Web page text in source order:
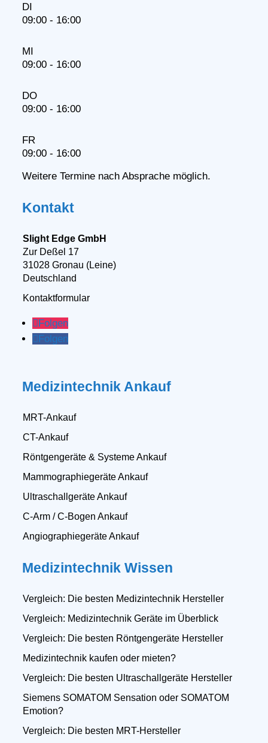
DI
09:00 - 16:00
MI
09:00 - 16:00
DO
09:00 - 16:00
FR
09:00 - 16:00
Weitere Termine nach Absprache möglich.
Kontakt
Slight Edge GmbH
Zur Deßel 17
31028 Gronau (Leine)
Deutschland
Kontaktformular
Folgen
Folgen
Medizintechnik Ankauf
MRT-Ankauf
CT-Ankauf
Röntgengeräte & Systeme Ankauf
Mammographiegeräte Ankauf
Ultraschallgeräte Ankauf
C-Arm / C-Bogen Ankauf
Angiographiegeräte Ankauf
Medizintechnik Wissen
Vergleich: Die besten Medizintechnik Hersteller
Vergleich: Medizintechnik Geräte im Überblick
Vergleich: Die besten Röntgengeräte Hersteller
Medizintechnik kaufen oder mieten?
Vergleich: Die besten Ultraschallgeräte Hersteller
Siemens SOMATOM Sensation oder SOMATOM
Emotion?
Vergleich: Die besten MRT-Hersteller